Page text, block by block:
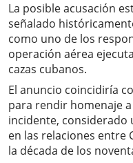
La posible acusación
señalado
como uno de los
operación aérea
cazas cubanos.
El anuncio coincidiría
para rendir homenaje
incidente, considerado
en las relaciones entre
la década de los